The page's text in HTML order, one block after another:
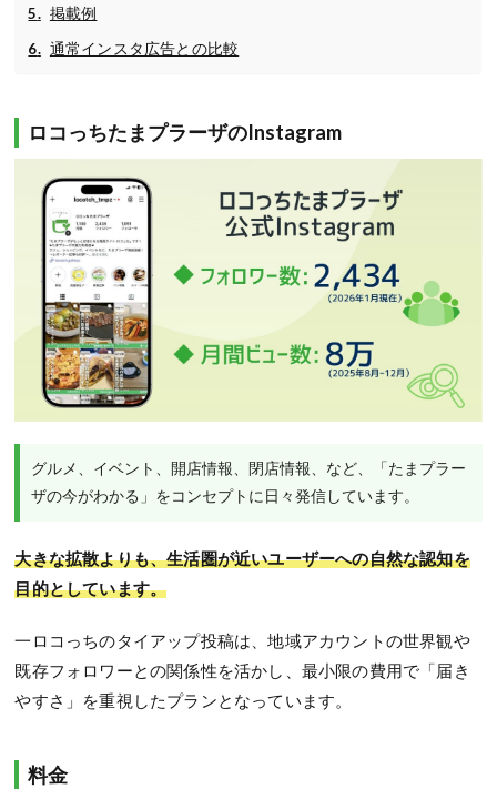
掲載例
通常インスタ広告との比較
ロコっちたまプラーザのInstagram
グルメ、イベント、開店情報、閉店情報、など、「たまプラー
ザの今がわかる」をコンセプトに日々発信しています。
大きな拡散よりも、生活圏が近いユーザーへの自然な認知を
目的としています。
一ロコっちのタイアップ投稿は、地域アカウントの世界観や
既存フォロワーとの関係性を活かし、最小限の費用で「届き
やすさ」を重視したプランとなっています。
料金